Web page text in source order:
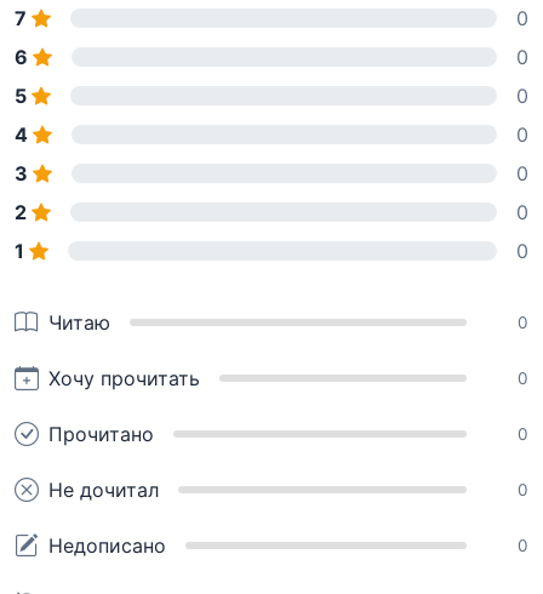
7
0
6
0
5
0
4
0
3
0
2
0
1
0
Читаю 0
Хочу прочитать 0
Прочитано 0
Не дочитал 0
Недописано 0